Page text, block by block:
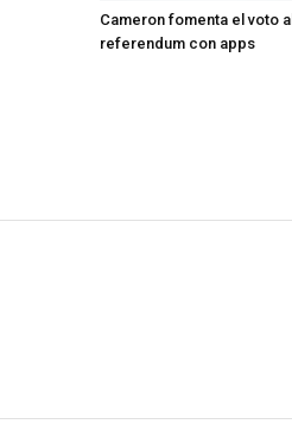
Cameron fomenta el voto al
referendum con apps